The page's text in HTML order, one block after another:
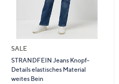
SALE
STRANDFEIN Jeans Knopf-
Details elastisches Material
weites Bein